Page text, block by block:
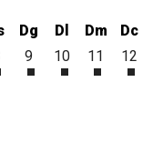
7 d'agost8 d'agost
Dg
9
Diumenge 9 d'agost
Dl
10
Dilluns 10
Dm
11
Dimarts
Dc
12